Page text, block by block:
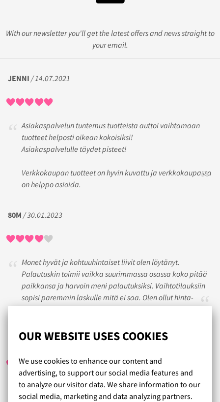
OUR WEBSITE USES COOKIES
We use cookies to enhance our content and
advertising, to support our social media features and
to analyze our visitor data. We share information to our
social media, marketing and data analyzing partners.
With our newsletter you'll get the latest offers and news straight to
your email.
JENNI / 14.07.2021
Asiakaspalvelun tuntemus tuotteista auttoi vaihtamaan
tuotteet helposti oikean kokoisiksi!
Asiakaspalvelulle täydet pisteet!
Verkkokaupan tuotteet on hyvin kuvattu ja verkkokaupassa
on helppo asioida.
80M / 30.01.2023
Monet hyvät ja kohtuuhintaiset liivit olen löytänyt.
Palautuskin toimii vaikka suurimmassa osassa koko pitää
paikkansa ja harvoin meni palautuksiksi. Vaihtotilauksiin
sopisi paremmin laskulle mitä ei saa. Olen ollut hinta-
laatusuhteeseen tyytyväinen. Ja kauniita ovat!
JUSSI/ 19.12.2018
Palvelu vain on niin hyvää. Special kiitos Reijalle, tiedät
kyllä kuka!